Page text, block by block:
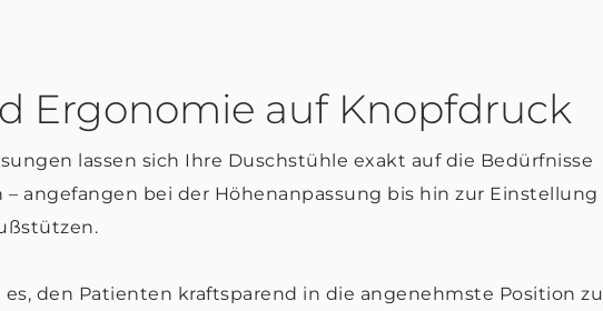
Ergonomie auf Knopfdruck
lassen sich Ihre Duschstühle exakt auf die Bedürfnisse
angefangen bei der Höhenanpassung bis hin zur Einstellung
den Patienten kraftsparend in die angenehmste Position zu